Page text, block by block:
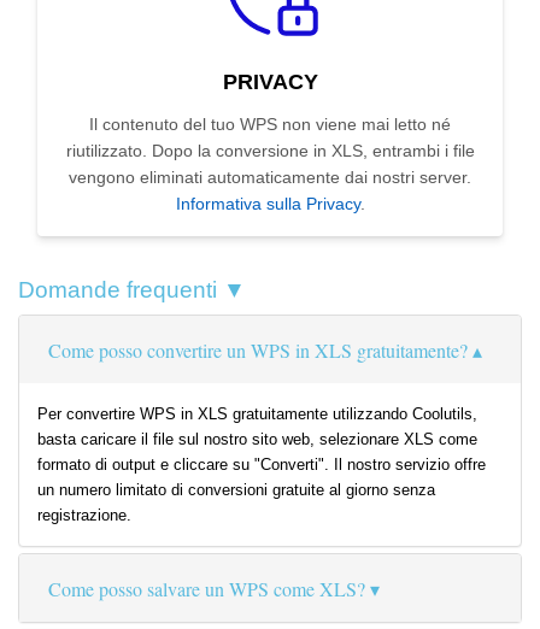
PRIVACY
Il contenuto del tuo WPS non viene mai letto né
riutilizzato. Dopo la conversione in XLS, entrambi i file
vengono eliminati automaticamente dai nostri server.
Informativa sulla Privacy.
Domande frequenti ▼
Come posso convertire un WPS in XLS gratuitamente?
Per convertire WPS in XLS gratuitamente utilizzando Coolutils,
basta caricare il file sul nostro sito web, selezionare XLS come
formato di output e cliccare su "Converti". Il nostro servizio offre
un numero limitato di conversioni gratuite al giorno senza
registrazione.
Come posso salvare un WPS come XLS?